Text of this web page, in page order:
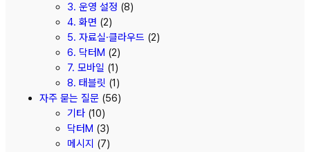
3. 운영 설정 (8)
4. 화면 (2)
5. 자료실·클라우드 (2)
6. 닥터M (2)
7. 모바일 (1)
8. 태블릿 (1)
자주 묻는 질문(56)
기타(10)
닥터M (3)
메시지 (7)